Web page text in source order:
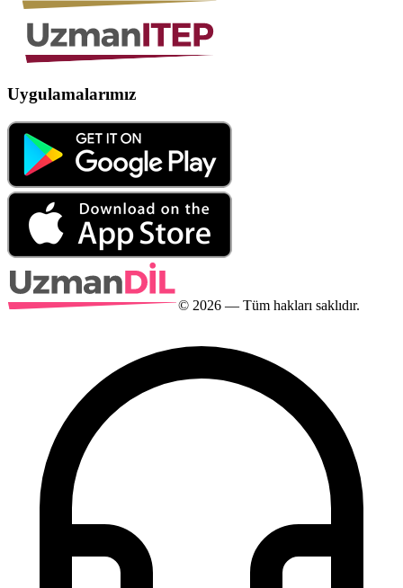
Uygulamalarımız
© 2026 — Tüm hakları saklıdır.